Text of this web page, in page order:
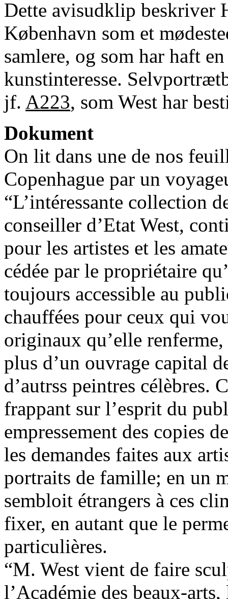
Dette avisudklip beskriver
København som et
samlere, og som har haft
kunstinteresse.
jf. A223, som West har
Dokument
On lit dans une de nos
Copenhague par un
“L’intéressante collection
conseiller d’Etat West,
pour les artistes et les
cédée par le propriétaire
toujours accessible au
chauffées pour ceux qui
originaux qu’elle
plus d’un ouvrage capital
d’autrss peintres célèbres.
frappant sur l’esprit du
empressement des copies
les demandes faites aux
portraits de famille; en un
sembloit étrangers à ces
fixer, en autant que le
particulières.
“M. West vient de faire
l’Académie des beaux-